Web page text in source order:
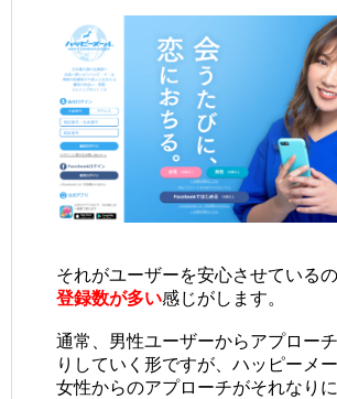
それがユーザーを安心させているの
登録数が多い感じがします。
通常、男性ユーザーからアプロー
りしていく形ですが、ハッピーメ
女性からのアプローチがそれなり